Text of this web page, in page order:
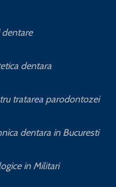
dentare
dentara
tratarea parodontozei
dentara in Bucuresti
in Militari